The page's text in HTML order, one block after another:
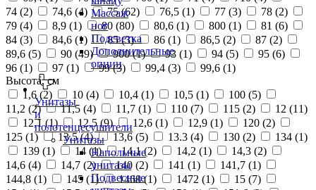
Массаж
ног
Подсветка
Дополнительные
опции
Унитазы
и
полотенцесушители
Унитазы
Напольные
унитазы
Подвесные
74 (2) 74,6 (4) 75 (62) 76,5 (1) 77 (3) 78 (2)
79 (4) 8,9 (1) 80 (80) 80,6 (1) 800 (1) 81 (6)
84 (3) 84,6 (1) 85 (3) 86 (1) 86,5 (2) 87 (2)
89,6 (5) 90 (49) 900 (1) 93 (1) 94 (5) 95 (6)
96 (1) 97 (1) 99 (3) 99,4 (3) 99,6 (1)
Высота, см
1,6 (2) 10 (4) 10,4 (1) 10,5 (1) 100 (5)
11,2 (2) 11,5 (4) 11,7 (1) 110 (7) 115 (2) 12 (11)
12,1 (1) 12,5 (9) 12,6 (1) 12,9 (1) 120 (2)
125 (1) 13,5 (4) 13,6 (5) 13.3 (4) 130 (2) 134 (1)
139 (1) 14 (1) 14,1 (2) 14,2 (1) 14,3 (2)
14,6 (4) 14,7 (2) 140 (2) 141 (1) 141,7 (1)
144,8 (1) 145 (1) 1468 (1) 1472 (1) 15 (7)